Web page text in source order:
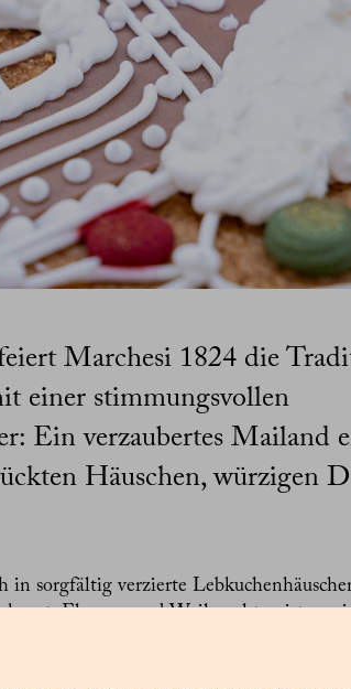
Marchesi 1824 die
einer stimmungsvollen
Ein verzaubertes Mailand
Häuschen, würzigen
in sorgfältig verzierte
Eleganz und Weihnachtsgeist
lebendig und heißen die
Schönheit des Details der Tradition